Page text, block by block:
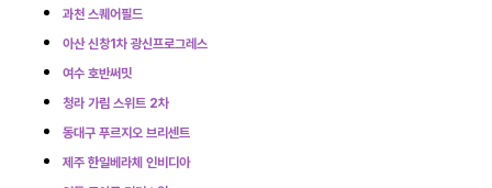
과천 스퀘어필드
아산 신창1차 광신프로그레스
여수 호반써밋
청라 가림 스위트 2차
동대구 푸르지오 브리센트
제주 한일베라체 인비디아